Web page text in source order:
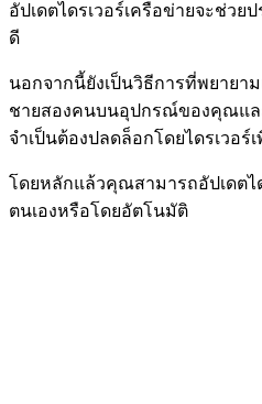
อัปเดตไดรเวอร์เครือข่ายจะช่ว
ดี
นอกจากนี้ยังเป็นวิธีการที่พยายา
ชายสองคนบนอุปกรณ์ของคุณแ
จำเป็นต้องปลดล็อกโดยไดรเวอร์เ
โดยหลักแล้วคุณสามารถอัปเดตไ
ตนเองหรือโดยอัตโนมัติ